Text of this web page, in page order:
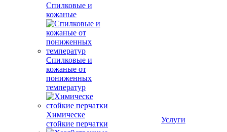
Спилковые и
кожаные
Спилковые и
кожаные от
пониженных
температур
Химическе
стойкие перчатки
Услуги